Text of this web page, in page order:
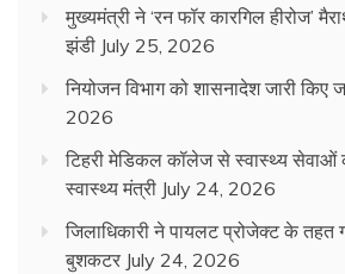
मुख्यमंत्री ने ‘रन फॉर कारगिल हीरोज’
झंडी July 25, 2026
नियोजन विभाग को शासनादेश जारी किए
2026
टिहरी मेडिकल कॉलेज से स्वास्थ्य सेवाओं
स्वास्थ्य मंत्री July 24, 2026
जिलाधिकारी ने पायलट प्रोजेक्ट के तहत
बुशकटर July 24, 2026